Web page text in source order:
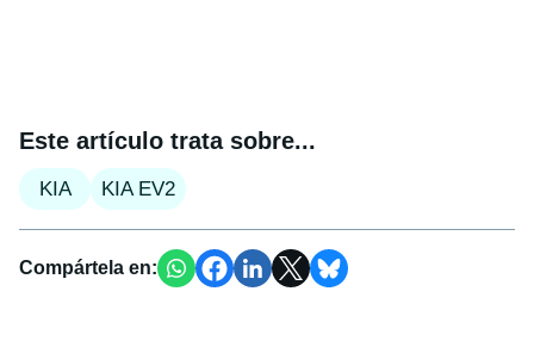
Este artículo trata sobre...
KIA KIA EV2
Compártela en: